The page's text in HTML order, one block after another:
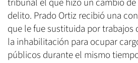
tribunal el que hizo un cambio
delito. Prado Ortiz recibió una
que le fue sustituida por
la inhabilitación para ocupar
públicos durante el mismo